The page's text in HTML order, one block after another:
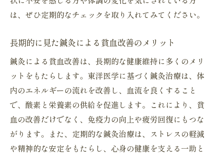
は、ぜひ定期的なチェックを取り入れてみてください。
長期的に見た鍼灸による貧血改善のメリット
鍼灸による貧血改善は、長期的な健康維持に多くのメリ
ットをもたらします。東洋医学に基づく鍼灸治療は、体
内のエネルギーの流れを改善し、血流を良くすること
で、酸素と栄養素の供給を促進します。これにより、貧
血の改善だけでなく、免疫力の向上や疲労回復にもつな
がります。また、定期的な鍼灸治療は、ストレスの軽減
や精神的な安定をもたらし、心身の健康を支える一助と